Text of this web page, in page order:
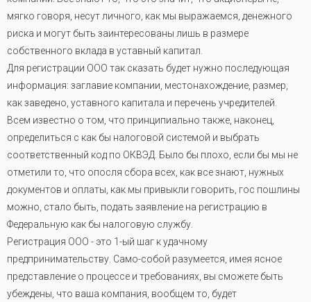
мягко говоря, несут личного, как мы выражаемся, денежного
риска и могут быть заинтересованы лишь в размере
собственного вклада в уставный капитал.
Для регистрации ООО так сказать будет нужно последующая
информация: заглавие компании, местонахождение, размер,
как заведено, уставного капитала и перечень учредителей.
Всем известно о том, что принципиально также, наконец,
определиться с как бы налоговой системой и выбрать
соответственный код по ОКВЭД. Было бы плохо, если бы мы не
отметили то, что опосля сбора всех, как все знают, нужных
документов и оплаты, как мы привыкли говорить, гос пошлины
можно, стало быть, подать заявление на регистрацию в
Федеральную как бы налоговую службу.
Регистрация ООО - это 1-ый шаг к удачному
предпринимательству. Само-собой разумеется, имея ясное
представление о процессе и требованиях, вы сможете быть
убеждены, что ваша компания, вообщем то, будет